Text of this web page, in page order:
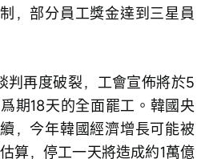
，部分員工獎金達到三星員
判再度破裂，工會宣佈將於5
期18天的全面罷工。韓國央
，今年韓國經濟增長可能被
算，停工一天將造成約1萬億